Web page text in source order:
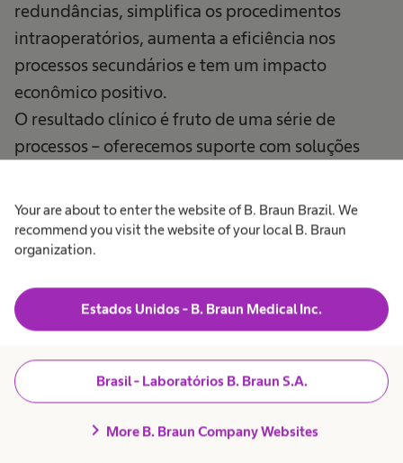
Your are about to enter the website of B. Braun Brazil. We
recommend you visit the website of your local B. Braun
organization.
Estados Unidos - B. Braun Medical Inc.
Brasil - Laboratórios B. Braun S.A.
chevron_right More B. Braun Company Websites
redundâncias, simplifica os procedimentos
intraoperatórios, aumenta a eficiência nos
processos secundários e tem um impacto
econômico positivo.
O resultado clínico é fruto de uma série de
processos – oferecemos suporte com soluções
Navegação espinhal
Tornando o invisível
visível